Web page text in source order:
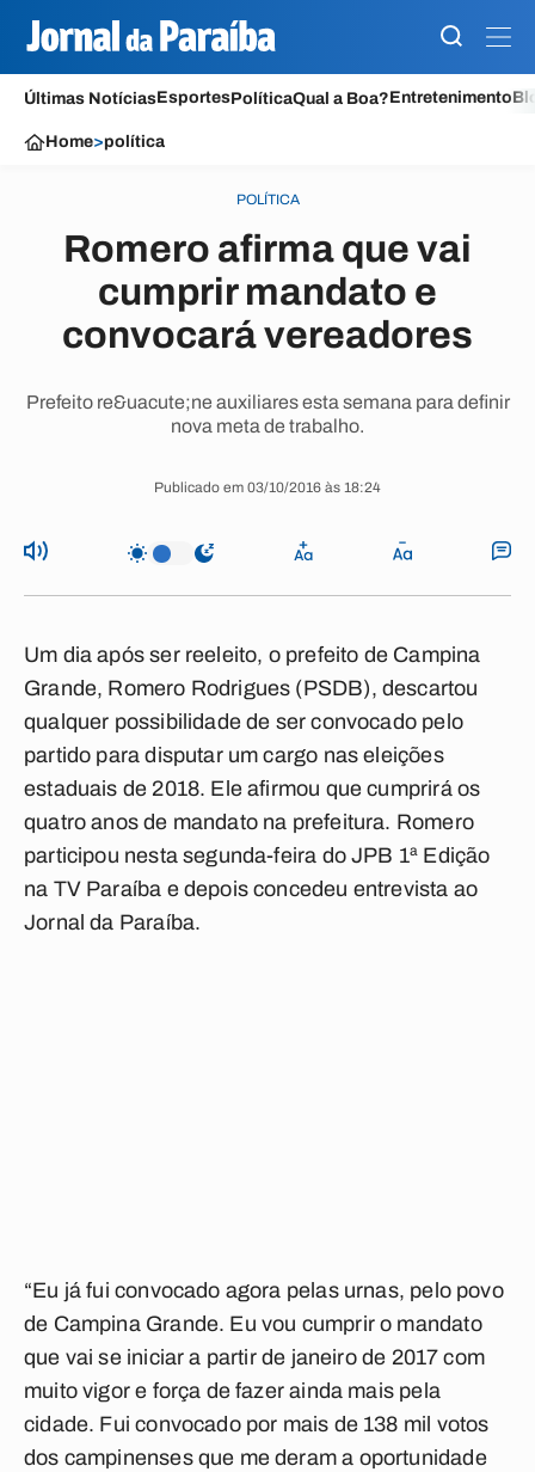
Últimas NotíciasEsportesPolíticaQual a Boa?Entretenimento
Home>política
POLÍTICA
Romero afirma que vai
cumprir mandato e
convocará vereadores
Prefeito re&uacute;ne auxiliares esta semana para definir
nova meta de trabalho.
Publicado em 03/10/2016 às 18:24
Um dia após ser reeleito, o prefeito de Campina
Grande, Romero Rodrigues (PSDB), descartou
qualquer possibilidade de ser convocado pelo
partido para disputar um cargo nas eleições
estaduais de 2018. Ele afirmou que cumprirá os
quatro anos de mandato na prefeitura. Romero
participou nesta segunda-feira do JPB 1ª Edição
na TV Paraíba e depois concedeu entrevista ao
Jornal da Paraíba.
“Eu já fui convocado agora pelas urnas, pelo povo
de Campina Grande. Eu vou cumprir o mandato
que vai se iniciar a partir de janeiro de 2017 com
muito vigor e força de fazer ainda mais pela
cidade. Fui convocado por mais de 138 mil votos
dos campinenses que me deram a oportunidade